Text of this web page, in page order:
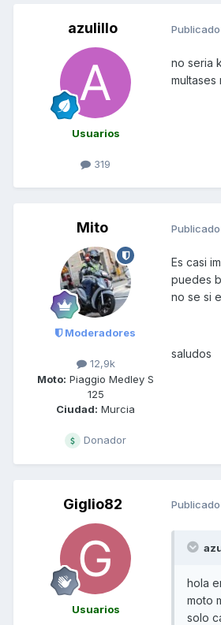
azulillo
Usuarios
319
Publicado
no seria
multases
Mito
Moderadores
12,9k
Moto: Piaggio Medley S
125
Ciudad: Murcia
Donador
Publicado
Es casi
puedes
no se si
saludos
Giglio82
Usuarios
Publicado
hola
moto
solo